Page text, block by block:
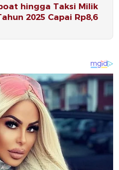
hingga Taksi Milik
2025 Capai Rp8,6